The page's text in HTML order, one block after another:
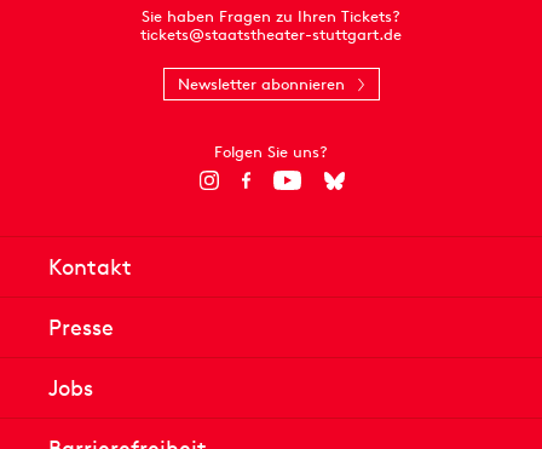
Sie haben Fragen zu Ihren Tickets?
tickets@staatstheater-stuttgart.de
Newsletter abonnieren
Folgen Sie uns?
Kontakt
Presse
Jobs